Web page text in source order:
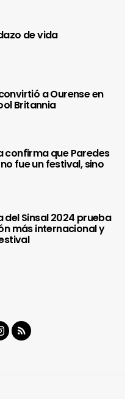
de vida
a Ourense en
Britannia
confirma que Paredes
fue un festival, sino
del Sinsal 2024 prueba
más internacional y